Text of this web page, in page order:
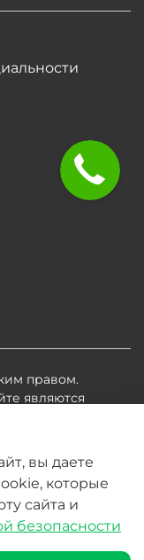
правом.
являются
размещении
может
вы даете
которые
сайта и
безопасности